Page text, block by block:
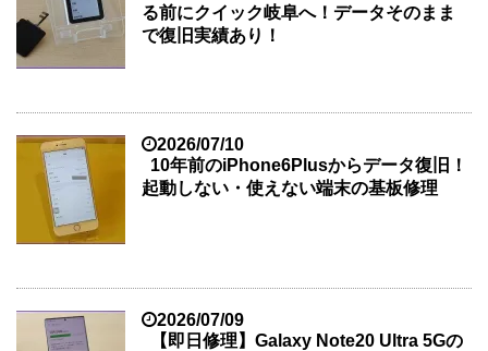
る前にクイック岐阜へ！データそのまま
で復旧実績あり！
2026/07/10
10年前のiPhone6Plusからデータ復旧！
起動しない・使えない端末の基板修理
2026/07/09
【即日修理】Galaxy Note20 Ultra 5Gの